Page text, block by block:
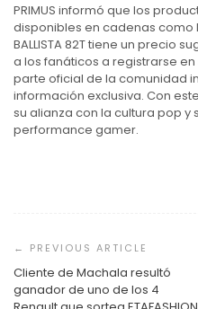
PRIMUS informó que los
disponibles en cadenas como
BALLISTA 82T tiene un precio
a los fanáticos a registrarse
parte oficial de la comunidad
información exclusiva. Con
su alianza con la cultura pop
performance gamer.
de
entradas
Cliente de Machala resultó
ganador de uno de los 4